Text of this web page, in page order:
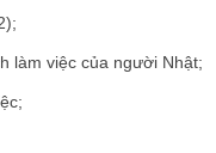
làm việc của người Nhật;